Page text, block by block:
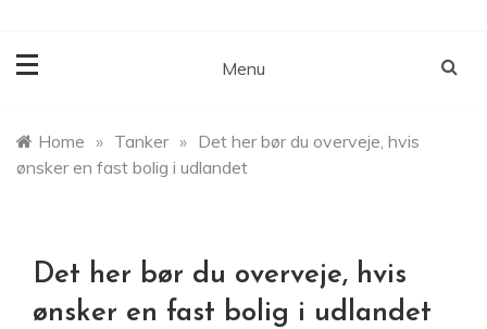
Menu
Home » Tanker » Det her bør du overveje, hvis
ønsker en fast bolig i udlandet
Det her bør du overveje, hvis
ønsker en fast bolig i udlandet